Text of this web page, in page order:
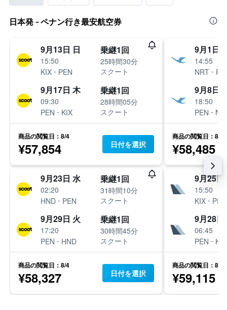
日本発 - ペナン行き最安航空券
9月13日 日
15:50
KIX - PEN
乗継1回
25時間30分
スクート
9月17日 木
09:30
PEN - KIX
乗継1回
28時間05分
スクート
商品の閲覧日：8/4
¥57,854 日付を選択
9月23日 水
02:20
HND - PEN
乗継1回
31時間10分
スクート
9月29日 火
17:20
PEN - HND
乗継1回
30時間45分
スクート
商品の閲覧日：8/4
¥58,327 日付を選択
9月1日
14:55
NRT -
9月8日
18:50
PEN -
商品の閲覧日：8/3
¥58,485
9月25日
15:50
KIX - PEN
9月28日
06:45
PEN - KIX
商品の閲覧日：8/3
¥59,115